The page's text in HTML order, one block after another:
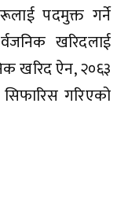
पदमुक्त गर्ने
खरिदलाई
खरिद ऐन, २०६३
गरिएको